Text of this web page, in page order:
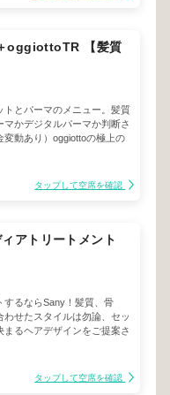
oggiottoTR 【髪質
トとパーマのメニュー。髪質
かデジタルパーマか判断さ
動あり）oggiottoの極上の
タップして空席を確認
アトリートメント
するならSany！髪質、骨
せたスタイルは勿論、セッ
まるヘアデザインをご提案さ
タップして空席を確認